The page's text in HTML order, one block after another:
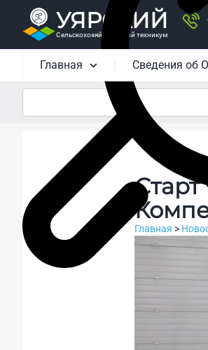
УЯРСКИЙ
Сельскохозяйственный техникум
Главная Сведения об
Главная >